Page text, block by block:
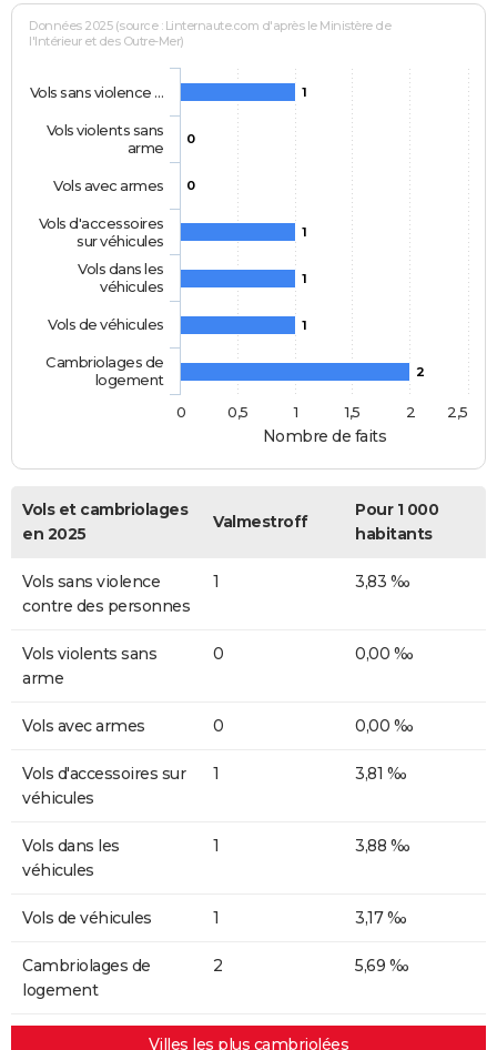
Nombre de faits
Données 2025 (source : Linternaute.com d'après le Ministère de
l'Intérieur et des Outre-Mer)
1
0
0
1
1
1
2
Vols sans violence …
Vols violents sans
arme
Vols avec armes
Vols d'accessoires
sur véhicules
Vols dans les
véhicules
Vols de véhicules
Cambriolages de
logement
0
0,5 1 1,5 2 2,5
Vols et cambriolages
en 2025
Valmestroff
Pour 1 000
habitants
Vols sans violence
contre des personnes
1 3,83 ‰
Vols violents sans
arme
0 0,00 ‰
Vols avec armes 0 0,00 ‰
Vols d'accessoires sur
véhicules
1 3,81 ‰
Vols dans les
véhicules
1 3,88 ‰
Vols de véhicules 1 3,17 ‰
Cambriolages de
logement
2 5,69 ‰
Villes les plus cambriolées